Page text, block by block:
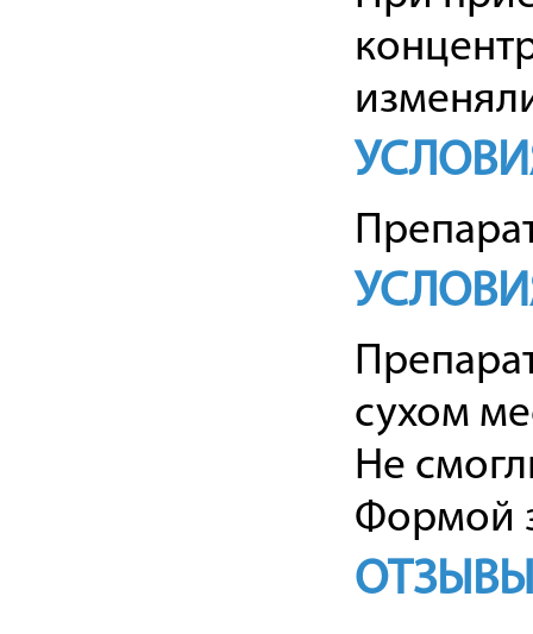
сухом
Не
Формой